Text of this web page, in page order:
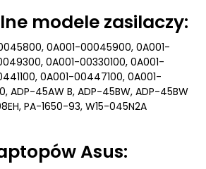
modele zasilaczy:
0A001-00045900, 0A001-
0A001-00330100, 0A001-
0A001-00447100, 0A001-
ADP-45AW B, ADP-45BW, ADP-45BW
PA-1650-93, W15-045N2A
Asus: